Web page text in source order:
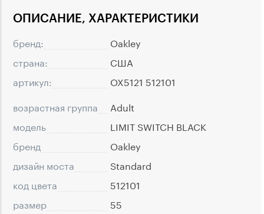
ОПИСАНИЕ, ХАРАКТЕРИСТИКИ
бренд:
Oakley
страна:
США
артикул:
OX5121 512101
возрастная группа
Adult
модель
LIMIT SWITCH BLACK
бренд
Oakley
дизайн моста
Standard
код цвета
512101
размер
55